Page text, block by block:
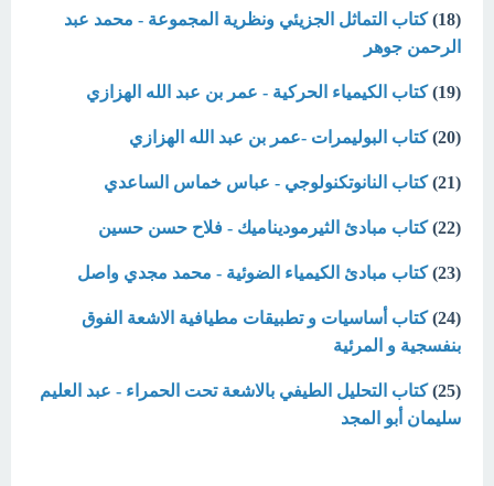
(18)
كتاب التماثل الجزيئي ونظرية المجموعة - محمد عبد
الرحمن جوهر
(19) كتاب الكيمياء الحركية - عمر بن عبد الله الهزازي
(20) كتاب البوليمرات -عمر بن عبد الله الهزازي
(21) كتاب النانوتكنولوجي - عباس خماس الساعدي
(22) كتاب مبادئ الثيرموديناميك - فلاح حسن حسين
(23) كتاب مبادئ الكيمياء الضوئية - محمد مجدي واصل
(24)
كتاب أساسيات و تطبيقات مطيافية الاشعة الفوق
بنفسجية و المرئية
(25)
كتاب التحليل الطيفي بالاشعة تحت الحمراء - عبد العليم
سليمان أبو المجد